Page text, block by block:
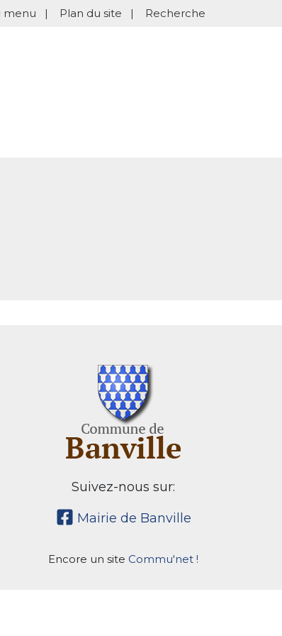
menu | Plan du site | Recherche
Suivez-nous sur:
Mairie de Banville
Encore un site Commu'net !